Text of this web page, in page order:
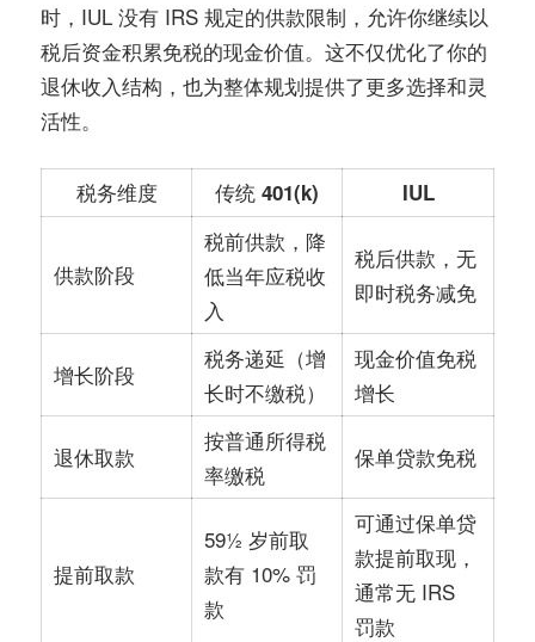
时，IUL 没有 IRS 规定的供款限制，允许你继续以
税后资金积累免税的现金价值。这不仅优化了你的
退休收入结构，也为整体规划提供了更多选择和灵
活性。
税务维度 传统 401(k) IUL
供款阶段
税前供款，降
低当年应税收
入
税后供款，无
即时税务减免
增长阶段
税务递延（增
长时不缴税）
现金价值免税
增长
退休取款
按普通所得税
率缴税
保单贷款免税
提前取款
59½ 岁前取
款有 10% 罚
款
可通过保单贷
款提前取现，
通常无 IRS
罚款